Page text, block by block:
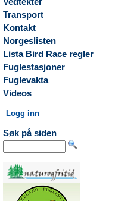
Transport
Kontakt
Norgeslisten
Lista Bird Race regler
Fuglestasjoner
Fuglevakta
Videos
Logg inn
Søk på siden